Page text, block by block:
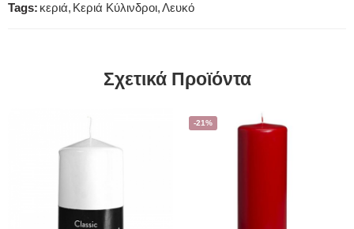
Tags: κεριά, Κεριά Κύλινδροι,Λευκό
Σχετικά Προϊόντα
-21%